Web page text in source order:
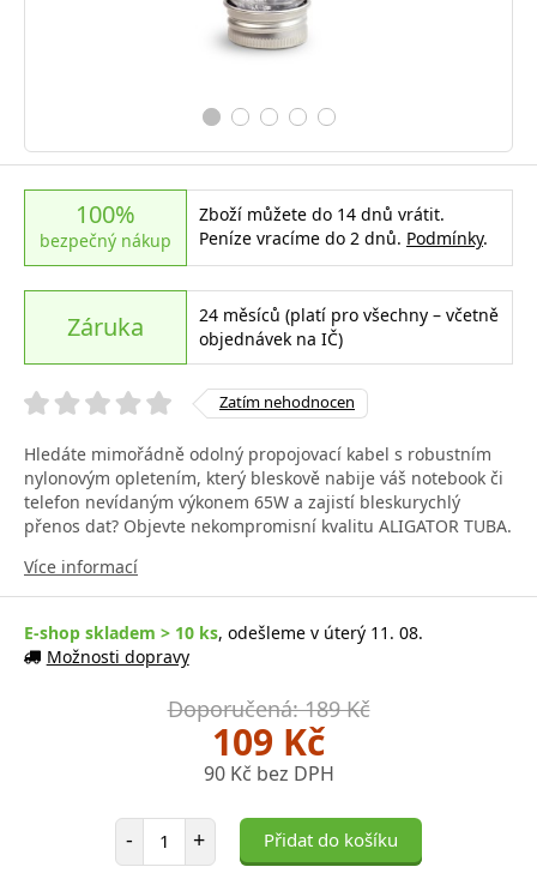
100%
bezpečný nákup
Zboží můžete do 14 dnů vrátit.
Peníze vracíme do 2 dnů. Podmínky.
Záruka
24 měsíců (platí pro všechny – včetně
objednávek na IČ)
Zatím nehodnocen
Hledáte mimořádně odolný propojovací kabel s robustním
nylonovým opletením, který bleskově nabije váš notebook či
telefon nevídaným výkonem 65W a zajistí bleskurychlý
přenos dat? Objevte nekompromisní kvalitu ALIGATOR TUBA.
Více informací
E-shop skladem > 10 ks, odešleme v úterý 11. 08.
Možnosti dopravy
Doporučená: 189 Kč
109 Kč
90 Kč bez DPH
- Počet položek
+ Přidat do košíku